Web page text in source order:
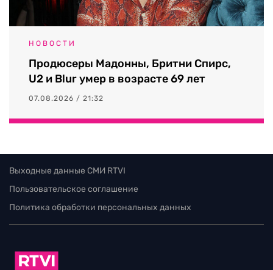
НОВОСТИ
Продюсеры Мадонны, Бритни Спирс,
U2 и Blur умер в возрасте 69 лет
07.08.2026 / 21:32
Выходные данные СМИ RTVI
Пользовательское соглашение
Политика обработки персональных данных